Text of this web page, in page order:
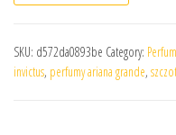
SKU: d572da0893be Category:
invictus, perfumy ariana grande,